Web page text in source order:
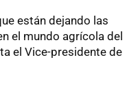
están dejando las
el mundo agrícola del
el Vice-presidente de